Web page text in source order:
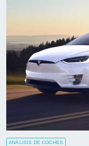
ANÁLISIS DE COCHES